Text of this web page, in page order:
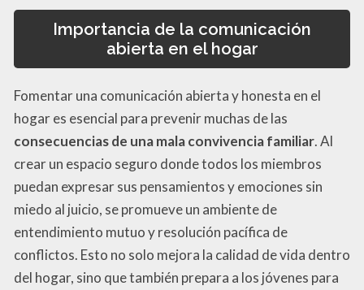
Importancia de la comunicación
abierta en el hogar
Fomentar una comunicación abierta y honesta en el
hogar es esencial para prevenir muchas de las
consecuencias de una mala convivencia familiar. Al
crear un espacio seguro donde todos los miembros
puedan expresar sus pensamientos y emociones sin
miedo al juicio, se promueve un ambiente de
entendimiento mutuo y resolución pacífica de
conflictos. Esto no solo mejora la calidad de vida dentro
del hogar, sino que también prepara a los jóvenes para